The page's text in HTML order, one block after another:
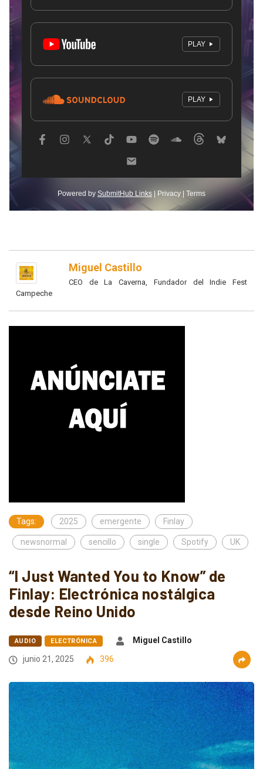
Miguel Castillo
CEO de La Caverna, Fundador del Indie Fest
Campeche
Tags: 2025 emergente Finlay
newsnormal sencillo single Spotify UK
“I Just Wanted You to Know” de
Finlay: Electrónica nostálgica
desde Reino Unido
AUDIO ELECTRÓNICA
Miguel Castillo
junio 21, 2025
396